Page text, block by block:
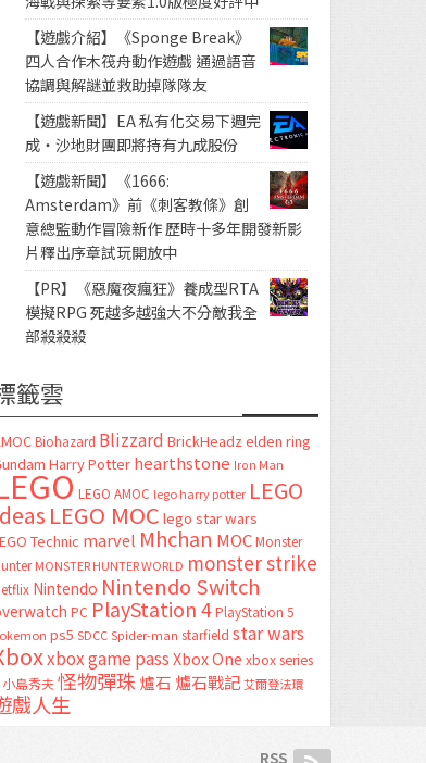
【遊戲介紹】《Sponge Break》
四人合作木筏舟動作遊戲 通過語音
協調與解謎並救助掉隊隊友
【遊戲新聞】EA 私有化交易下週完
成・沙地財團即將持有九成股份
【遊戲新聞】《1666:
Amsterdam》前《刺客教條》創
意總監動作冒險新作 歷時十多年開發新影
片釋出序章試玩開放中
【PR】《惡魔夜瘋狂》養成型RTA
模擬RPG 死越多越強大不分敵我全
部殺殺殺
籤雲
Biohazard Blizzard BrickHeadz elden ring
Harry Potter hearthstone Iron Man
LEGO AMOC lego harry potter LEGO
LEGO MOC lego star wars
Technic marvel Mhchan MOC Monster
MONSTER HUNTER WORLD monster strike
Nintendo Nintendo Switch
PC PlayStation 4 PlayStation 5
ps5 SDCC Spider-man starfield star wars
xbox game passXbox One xbox series
小島秀夫怪物彈珠 爐石 爐石戰記艾爾登法環
戲人生
RSS